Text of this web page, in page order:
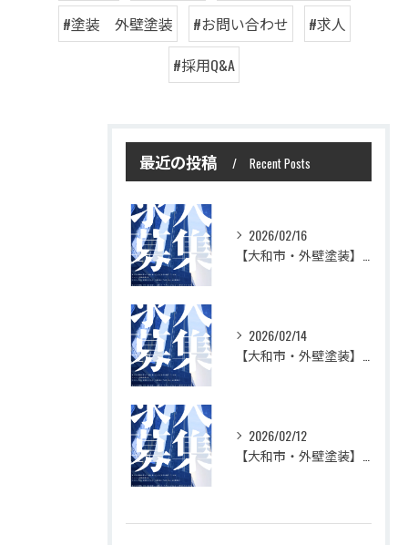
#塗装 外壁塗装
#お問い合わせ
#求人
#採用Q&A
最近の投稿 Recent Posts
2026/02/16
2026/02/14
2026/02/12